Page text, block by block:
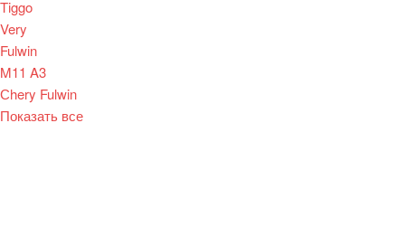
Tiggo
Very
Fulwin
M11 A3
Сhery Fulwin
Показать все